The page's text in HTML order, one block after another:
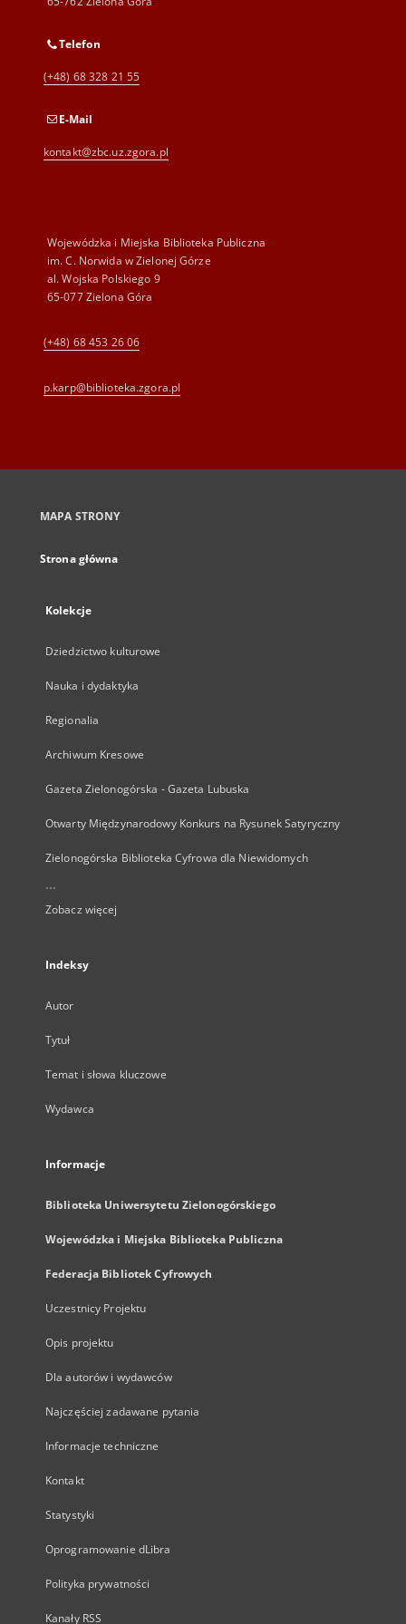
Telefon
(+48) 68 328 21 55
E-Mail
kontakt@zbc.uz.zgora.pl
Wojewódzka i Miejska Biblioteka Publiczna
im. C. Norwida w Zielonej Górze
al. Wojska Polskiego 9
65-077 Zielona Góra
(+48) 68 453 26 06
p.karp@biblioteka.zgora.pl
MAPA STRONY
Strona główna
Kolekcje
Dziedzictwo kulturowe
Nauka i dydaktyka
Regionalia
Archiwum Kresowe
Gazeta Zielonogórska - Gazeta Lubuska
Otwarty Międzynarodowy Konkurs na Rysunek Satyryczny
Zielonogórska Biblioteka Cyfrowa dla Niewidomych
...
Zobacz więcej
Indeksy
Autor
Tytuł
Temat i słowa kluczowe
Wydawca
Informacje
Biblioteka Uniwersytetu Zielonogórskiego
Wojewódzka i Miejska Biblioteka Publiczna
Federacja Bibliotek Cyfrowych
Uczestnicy Projektu
Opis projektu
Dla autorów i wydawców
Najczęściej zadawane pytania
Informacje techniczne
Kontakt
Statystyki
Oprogramowanie dLibra
Polityka prywatności
Kanały RSS